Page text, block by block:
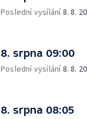
Poslední vysílání8. 8.
8. srpna 09:00
Poslední vysílání8. 8.
8. srpna 08:05